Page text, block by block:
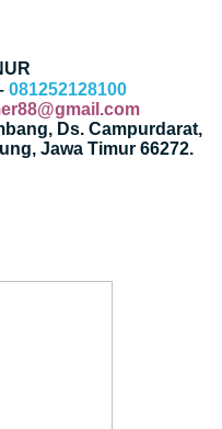
081252128100
Ds. Campurdarat,
Jawa Timur 66272.